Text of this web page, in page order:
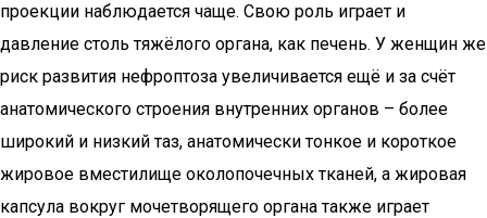
проекции наблюдается чаще. Свою роль играет и
давление столь тяжёлого органа, как печень. У женщин же
риск развития нефроптоза увеличивается ещё и за счёт
анатомического строения внутренних органов – более
широкий и низкий таз, анатомически тонкое и короткое
жировое вместилище околопочечных тканей, а жировая
капсула вокруг мочетворящего органа также играет